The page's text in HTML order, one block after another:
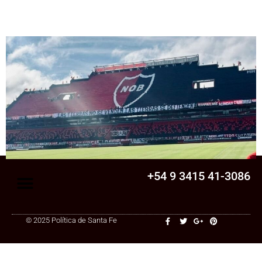
Senado
La Legislatura aprobó una ley clave para
una cooperativa de Santa Fe: ¿qué
cambia?
+54 9 3415 41-3086
© 2025 Política de Santa Fe